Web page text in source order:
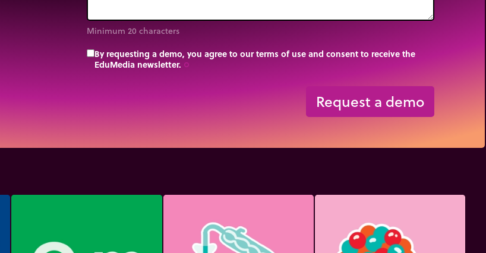
Minimum 20 characters
By requesting a demo, you agree to our terms of use and consent to receive the
EduMedia newsletter. trip_origin
Request a demo